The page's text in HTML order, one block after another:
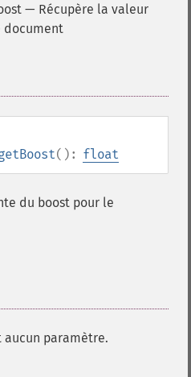
— Récupère la valeur
document
(): float
du boost pour le
paramètre.